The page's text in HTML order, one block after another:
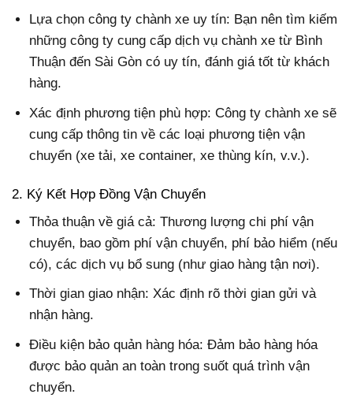
Lựa chọn công ty chành xe uy tín: Bạn nên tìm kiếm
những công ty cung cấp dịch vụ chành xe từ Bình
Thuận đến Sài Gòn có uy tín, đánh giá tốt từ khách
hàng.
Xác định phương tiện phù hợp: Công ty chành xe sẽ
cung cấp thông tin về các loại phương tiện vận
chuyển (xe tải, xe container, xe thùng kín, v.v.).
2. Ký Kết Hợp Đồng Vận Chuyển
Thỏa thuận về giá cả: Thương lượng chi phí vận
chuyển, bao gồm phí vận chuyển, phí bảo hiểm (nếu
có), các dịch vụ bổ sung (như giao hàng tận nơi).
Thời gian giao nhận: Xác định rõ thời gian gửi và
nhận hàng.
Điều kiện bảo quản hàng hóa: Đảm bảo hàng hóa
được bảo quản an toàn trong suốt quá trình vận
chuyển.